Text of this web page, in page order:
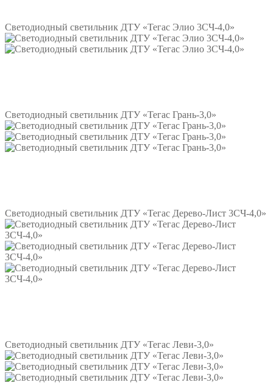
Светодиодный светильник ДТУ «Тегас Элио 3СЧ-4,0»
Светодиодный светильник ДТУ «Тегас Грань-3,0»
Светодиодный светильник ДТУ «Тегас Дерево-Лист 3СЧ-4,0»
Светодиодный светильник ДТУ «Тегас Леви-3,0»